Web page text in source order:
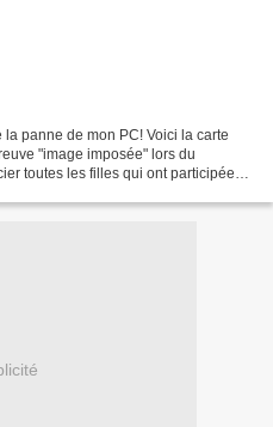
panne de mon PC! Voici la carte
"image imposée" lors du
toutes les filles qui ont participées!!!